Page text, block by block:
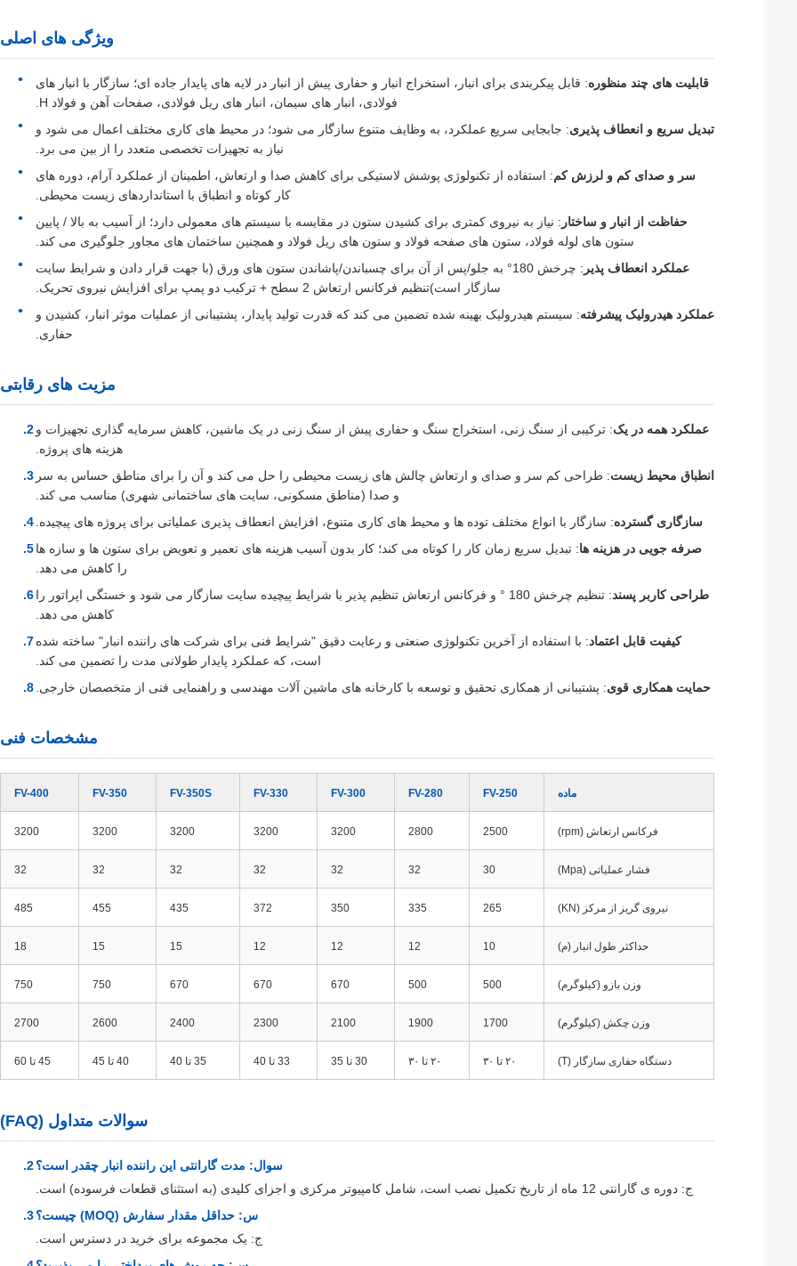
ویژگی های اصلی
قابلیت های چند منظوره: قابل پیکربندی برای انبار، استخراج انبار و حفاری پیش از انبار در لایه های پایدار جاده ای؛ سازگار با انبار های
فولادی، انبار های سیمان، انبار های ریل فولادی، صفحات آهن و فولاد H.
تبدیل سریع و انعطاف پذیری: جابجایی سریع عملکرد، به وظایف متنوع سازگار می شود؛ در محیط های کاری مختلف اعمال می شود و
نیاز به تجهیزات تخصصی متعدد را از بین می برد.
سر و صدای کم و لرزش کم: استفاده از تکنولوژی پوشش لاستیکی برای کاهش صدا و ارتعاش، اطمینان از عملکرد آرام، دوره های
کار کوتاه و انطباق با استانداردهای زیست محیطی.
حفاظت از انبار و ساختار : نیاز به نیروی کمتری برای کشیدن ستون در مقایسه با سیستم های معمولی دارد؛ از آسیب به بالا / پایین
ستون های لوله فولاد، ستون های صفحه فولاد و ستون های ریل فولاد و همچنین ساختمان های مجاور جلوگیری می کند.
عملکرد انعطاف پذیر
: چرخش 180° به جلو/پس از آن برای چسباندن/پاشاندن ستون های ورق (با جهت قرار دادن و شرایط سایت
سازگار است)تنظیم فرکانس ارتعاش 2 سطح + ترکیب دو پمپ برای افزایش نیروی تحریک.
عملکرد هیدرولیک پیشرفته: سیستم هیدرولیک بهینه شده تضمین می کند که قدرت تولید پایدار، پشتیبانی از عملیات موثر انبار، کشیدن و
حفاری.
مزیت های رقابتی
عملکرد همه در یک: ترکیبی از سنگ زنی، استخراج سنگ و حفاری پیش از سنگ زنی در یک ماشین، کاهش سرمایه گذاری تجهیزات و
هزینه های پروژه.
انطباق محیط زیست: طراحی کم سر و صدای و ارتعاش چالش های زیست محیطی را حل می کند و آن را برای مناطق حساس به سر
و صدا (مناطق مسکونی، سایت های ساختمانی شهری) مناسب می کند.
سازگاری گسترده: سازگار با انواع مختلف توده ها و محیط های کاری متنوع، افزایش انعطاف پذیری عملیاتی برای پروژه های پیچیده.
صرفه جویی در هزینه ها: تبدیل سریع زمان کار را کوتاه می کند؛ کار بدون آسیب هزینه های تعمیر و تعویض برای ستون ها و سازه ها
را کاهش می دهد.
طراحی کاربر پسند
: تنظیم چرخش 180 ° و فرکانس ارتعاش تنظیم پذیر با شرایط پیچیده سایت سازگار می شود و خستگی اپراتور را
کاهش می دهد.
کیفیت قابل اعتماد: با استفاده از آخرین تکنولوژی صنعتی و رعایت دقیق "شرایط فنی برای شرکت های راننده انبار" ساخته شده
است، که عملکرد پایدار طولانی مدت را تضمین می کند.
حمایت همکاری قوی: پشتیبانی از همکاری تحقیق و توسعه با کارخانه های ماشین آلات مهندسی و راهنمایی فنی از متخصصان خارجی.
مشخصات فنی
ماده FV-250
FV-280
FV-300
FV-330
FV-350S
FV-350
FV-400
فرکانس ارتعاش (rpm) 2500
2800
3200
3200
3200
3200
3200
فشار عملیاتی (Mpa) 30
32
32
32
32
32
32
نیروی گریز از مرکز (KN) 265
335
350
372
435
455
485
حداکثر طول انبار (م) 10
12
12
12
15
15
18
وزن بازو (کیلوگرم) 500
500
670
670
670
750
750
وزن چکش (کیلوگرم) 1700
1900
2100
2300
2400
2600
2700
دستگاه حفاری سازگار (T) ۲۰ تا ۳۰ ۲۰ تا ۳۰ 30 تا 35 33 تا 40 35 تا 40 40 تا 45 45 تا 60
سوالات متداول (FAQ)
سوال: مدت گارانتی این راننده انبار چقدر است؟
ج: دوره ی گارانتی 12 ماه از تاریخ تکمیل نصب است، شامل کامپیوتر مرکزی و اجزای کلیدی (به استثنای قطعات فرسوده) است.
س: حداقل مقدار سفارش (MOQ) چیست؟
ج: یک مجموعه برای خرید در دسترس است.